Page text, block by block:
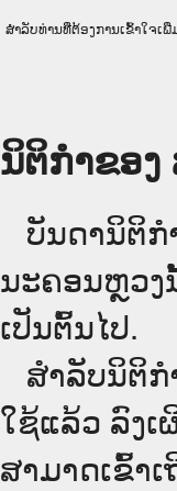
ສໍາລັບທ່ານທີ່ຕ້ອງການເຂົ້າໃຈເ
ນິຕິກຳຂອ
ບັນດານິຕິກໍ
ນະຄອນຫຼວ
ເປັນ​ຕົ້ນ​ໄປ.
ສຳລັບນິ​ຕິ​ກ
ໃຊ້ແລ້ວ ລົງ​
ສາມາດເຂົ້າເ